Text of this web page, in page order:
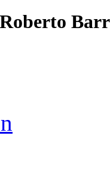
Roberto